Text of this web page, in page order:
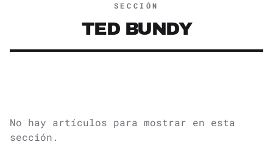
SECCIÓN
TED BUNDY
No hay artículos para mostrar en esta
sección.